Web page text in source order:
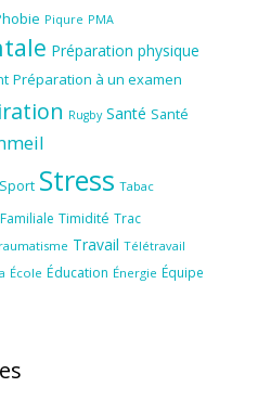
Piqure PMA
Préparation physique
Préparation à un examen
Rugby Santé Santé
Sport Stress Tabac
Timidité Trac
Travail Télétravail
École Éducation Énergie Équipe